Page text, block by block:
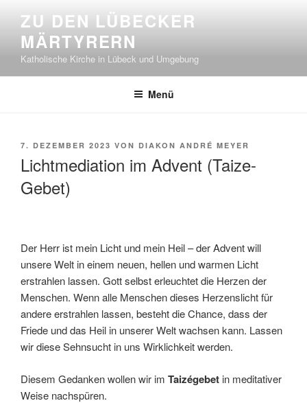
Inhalt
springen
ZU DEN LÜBECKER
MÄRTYRERN
Katholische Kirche in Lübeck und Umgebung
Menü
VERÖFFENTLICHT
7. DEZEMBER 2023 VON DIAKON ANDRÉ MEYER
Lichtmediation im Advent (Taize-
Gebet)
Der Herr ist mein Licht und mein Heil – der Advent will
unsere Welt in einem neuen, hellen und warmen Licht
erstrahlen lassen. Gott selbst erleuchtet die Herzen der
Menschen. Wenn alle Menschen dieses Herzenslicht für
andere erstrahlen lassen, besteht die Chance, dass der
Friede und das Heil in unserer Welt wachsen kann. Lassen
wir diese Sehnsucht in uns Wirklichkeit werden.
Diesem Gedanken wollen wir im Taizégebet in meditativer
Weise nachspüren.